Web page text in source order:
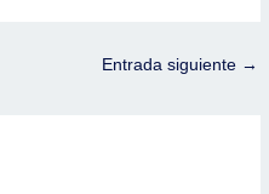
Entrada siguiente →